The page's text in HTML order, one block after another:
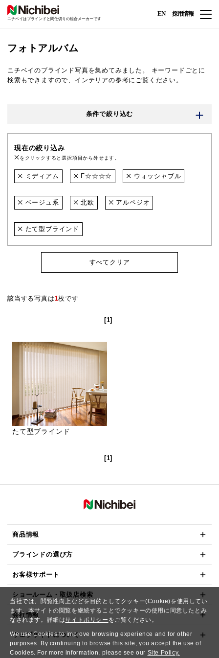
当社では、閲覧性向上などを目的としてクッキー(Cookie)を使用してい
ます。本サイトの閲覧を継続することでクッキーの使用に同意したとみ
なされます。詳細はサイトポリシー をご覧ください。
We use Cookies to improve browsing experience and for other
purposes. By continuing to browse this site, you accept the use of
Cookies. For more information, please see our Site Policy.
ニチベイはブラインドと間仕切りの総合メーカーです
EN 採用情報
フォトアルバム
ニチベイのブラインド写真を集めてみました。
キーワードごとに
検索もできますので、インテリアの参考にご覧ください。
条件で絞り込む
現在の絞り込み
をクリックすると選択項目から外せます。
ミディアム F☆☆☆☆ ウォッシャブル
ベージュ系 北欧 アルペジオ
たて型ブラインド
すべてクリア
該当する写真は1枚です
[1]
たて型ブラインド
[1]
商品情報
ブラインドの選び方
お客様サポート
ショールーム・取扱店検索
会社情報
ウェブサイトについて